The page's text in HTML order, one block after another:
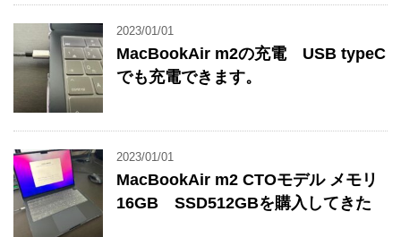
2023/01/01
MacBookAir m2の充電 USB typeC
でも充電できます。
2023/01/01
MacBookAir m2 CTOモデル メモリ
16GB SSD512GBを購入してきた